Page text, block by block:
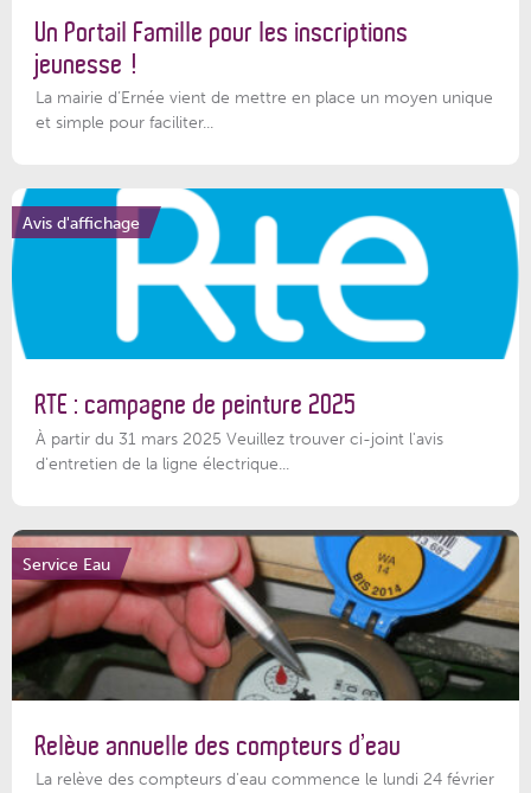
Un Portail Famille pour les inscriptions
jeunesse !
La mairie d’Ernée vient de mettre en place un moyen unique
et simple pour faciliter...
Avis d'affichage
RTE : campagne de peinture 2025
À partir du 31 mars 2025 Veuillez trouver ci-joint l'avis
d'entretien de la ligne électrique...
Service Eau
Relève annuelle des compteurs d’eau
La relève des compteurs d'eau commence le lundi 24 février